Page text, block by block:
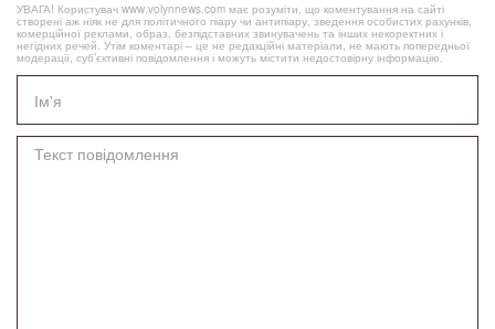
УВАГА! Користувач www.volynnews.com має розуміти, що коментування на сайті
створені аж ніяк не для політичного піару чи антипіару, зведення особистих рахунків,
комерційної реклами, образ, безпідставних звинувачень та інших некоректних і
негідних речей. Утім коментарі – це не редакційні матеріали, не мають попередньої
модерації, суб’єктивні повідомлення і можуть містити недостовірну інформацію.